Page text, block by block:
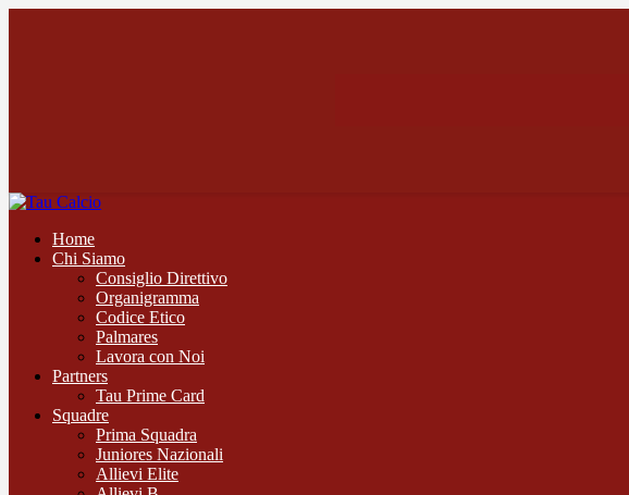
Home
Chi Siamo
Consiglio Direttivo
Organigramma
Codice Etico
Palmares
Lavora con Noi
Partners
Tau Prime Card
Squadre
Prima Squadra
Juniores Nazionali
Allievi Elite